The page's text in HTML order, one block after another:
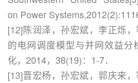
on Power
[12]陈润泽，孙宏斌，李正烁
的电网调度模型与并网效益分
化，2014，38(19)：1-7．
[13]晋宏杨，孙宏斌，郭庆来